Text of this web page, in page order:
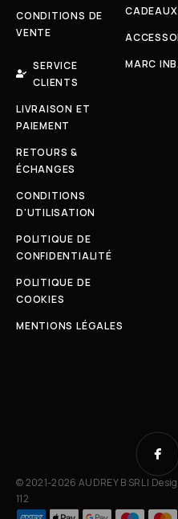
CONDITIONS DE
VENTE
SERVICE
CLIENTS
LIVRAISON ET
PAIEMENT
RETOURS &
ÉCHANGES
CONDITIONS
D'UTILISATION
POLITIQUE DE
CONFIDENTIALITÉ
POLITIQUE DE
COOKIES
MENTIONS LÉGALES
CADEAUX
MARC
© 2021-2026 AUDREY B SRL |
112